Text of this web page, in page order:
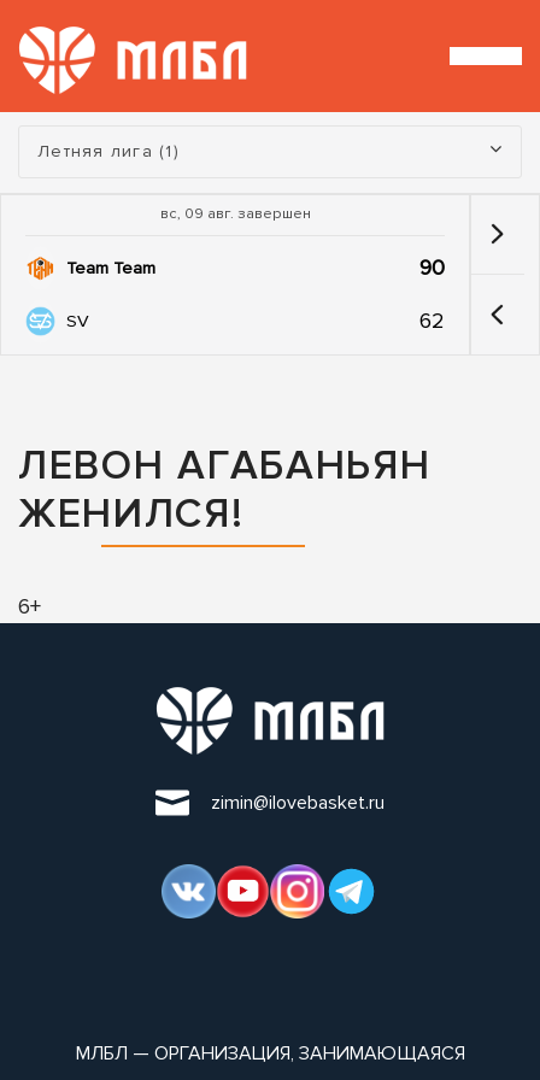
Турнир:
Летняя лига (1)
вс, 09 авг. завершен
Team Team 90
SV 62
ЛЕВОН АГАБАНЬЯН
ЖЕНИЛСЯ!
6+
zimin@ilovebasket.ru
МЛБЛ — ОРГАНИЗАЦИЯ, ЗАНИМАЮЩАЯСЯ